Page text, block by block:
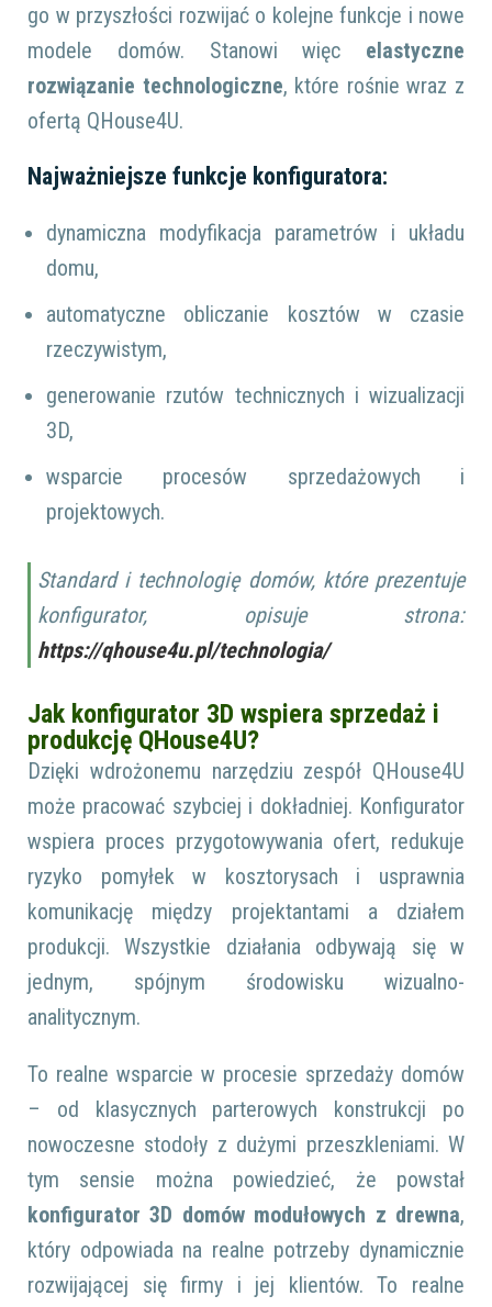
go w przyszłości rozwijać o kolejne funkcje i nowe
modele domów. Stanowi więc elastyczne
rozwiązanie technologiczne, które rośnie wraz z
ofertą QHouse4U.
Najważniejsze funkcje konfiguratora:
dynamiczna modyfikacja parametrów i układu
domu,
automatyczne obliczanie kosztów w czasie
rzeczywistym,
generowanie rzutów technicznych i wizualizacji
3D,
wsparcie procesów sprzedażowych i
projektowych.
Standard i technologię domów, które prezentuje
konfigurator, opisuje strona:
https://qhouse4u.pl/technologia/
Jak konfigurator 3D wspiera sprzedaż i
produkcję QHouse4U?
Dzięki wdrożonemu narzędziu zespół QHouse4U
może pracować szybciej i dokładniej. Konfigurator
wspiera proces przygotowywania ofert, redukuje
ryzyko pomyłek w kosztorysach i usprawnia
komunikację między projektantami a działem
produkcji. Wszystkie działania odbywają się w
jednym, spójnym środowisku wizualno-
analitycznym.
To realne wsparcie w procesie sprzedaży domów
– od klasycznych parterowych konstrukcji po
nowoczesne stodoły z dużymi przeszkleniami. W
tym sensie można powiedzieć, że powstał
konfigurator 3D domów modułowych z drewna,
który odpowiada na realne potrzeby dynamicznie
rozwijającej się firmy i jej klientów. To realne